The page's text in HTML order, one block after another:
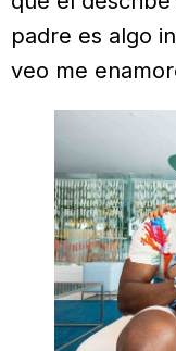
padre es algo
veo me